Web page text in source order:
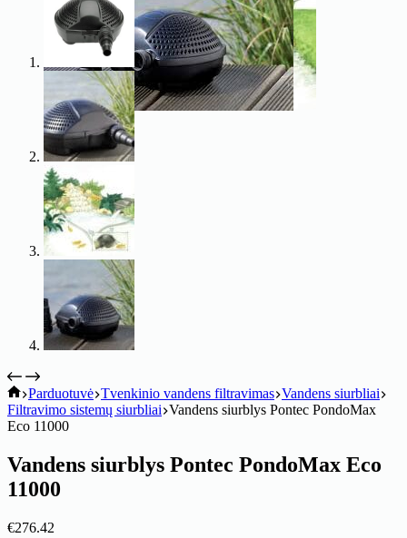
koitik
Parduotuvė Tvenkinio vandens filtravimas Vandens siurbliai
Filtravimo sistemų siurbliai Vandens siurblys Pontec PondoMax
Eco 11000
Vandens siurblys Pontec PondoMax Eco
11000
€276.42